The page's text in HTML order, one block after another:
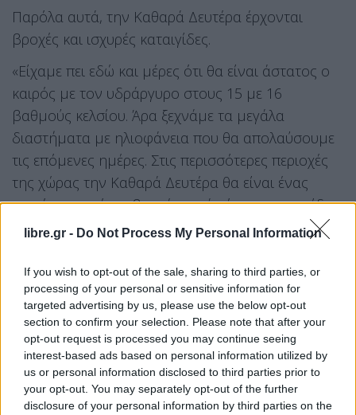
libre.gr - Do Not Process My Personal Information
If you wish to opt-out of the sale, sharing to third parties, or
processing of your personal or sensitive information for
targeted advertising by us, please use the below opt-out
section to confirm your selection. Please note that after your
opt-out request is processed you may continue seeing
interest-based ads based on personal information utilized by
us or personal information disclosed to third parties prior to
your opt-out. You may separately opt-out of the further
disclosure of your personal information by third parties on the
Παρόλα αυτά, την Καθαρά Δευτέρα έρχονται
βροχές και ισχυρές καταιγίδες.
«Είχαμε πει εδώ και μέρες ότι θα είναι άστατος ο
καιρός με τον υδράργυρο στους 15 με 16
βαθμούς κελσίου. Άρα ξεχνάμε τα μεγάλα
διαστήματα με ηλιοφάνεια που θα απολαύσουμε
τις επόμενες ημέρες. Στις περισσότερες περιοχές
της χώρας την Καθαρά Δευτέρα θα είναι ένας
καιρός με μπόρες βροχές κατά τόπους καταιγίδες
και επαναλαμβάνω όχι μόνο σε συγκεκριμένες
επικράτεια», είπε χαρακτηριστικά.
«Έχουμε και αυξημένους δείκτες αστάθειας κατά
τόπους που σημαίνει ότι θα έχουμε και καταιγίδες,
όχι απλά ψιλόβροχο. Κάποιες τοπικές βροχές και
κάποιες μπόρες θα έχουμε πιθανότατα και στην
περιοχή της Αττικής», συμπλήρωσε στη συνέχεια.